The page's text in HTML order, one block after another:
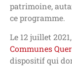
patrimoine,
ce programme.
Le 12 juillet
Communes
dispositif qui